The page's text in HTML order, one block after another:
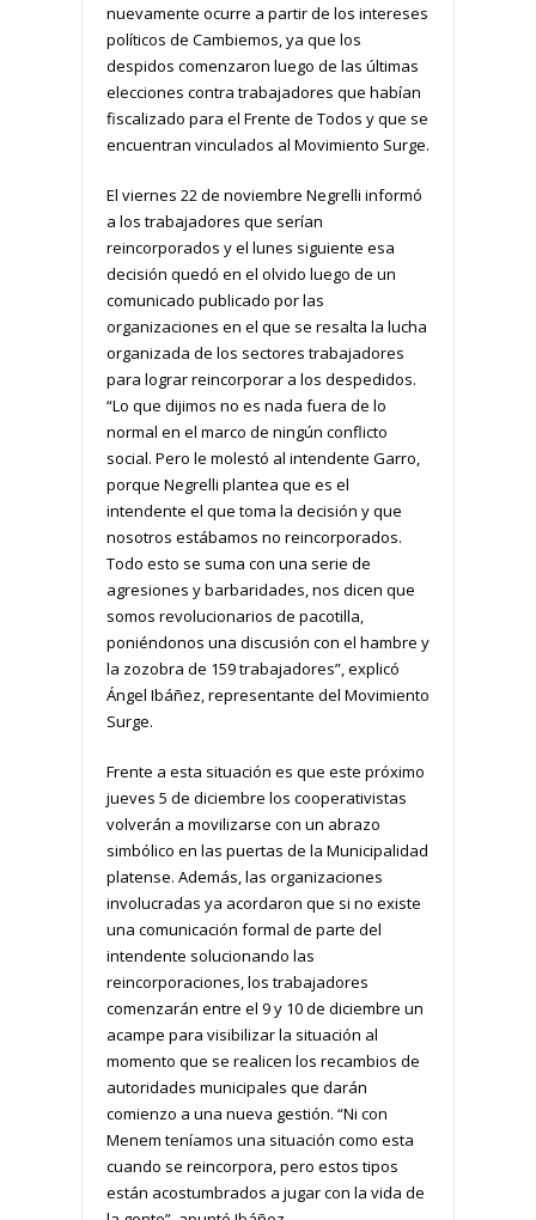
nuevamente ocurre a partir de los intereses
políticos de Cambiemos, ya que los
despidos comenzaron luego de las últimas
elecciones contra trabajadores que habían
fiscalizado para el Frente de Todos y que se
encuentran vinculados al Movimiento Surge.
El viernes 22 de noviembre Negrelli informó
a los trabajadores que serían
reincorporados y el lunes siguiente esa
decisión quedó en el olvido luego de un
comunicado publicado por las
organizaciones en el que se resalta la lucha
organizada de los sectores trabajadores
para lograr reincorporar a los despedidos.
“Lo que dijimos no es nada fuera de lo
normal en el marco de ningún conflicto
social. Pero le molestó al intendente Garro,
porque Negrelli plantea que es el
intendente el que toma la decisión y que
nosotros estábamos no reincorporados.
Todo esto se suma con una serie de
agresiones y barbaridades, nos dicen que
somos revolucionarios de pacotilla,
poniéndonos una discusión con el hambre y
la zozobra de 159 trabajadores”, explicó
Ángel Ibáñez, representante del Movimiento
Surge.
Frente a esta situación es que este próximo
jueves 5 de diciembre los cooperativistas
volverán a movilizarse con un abrazo
simbólico en las puertas de la Municipalidad
platense. Además, las organizaciones
involucradas ya acordaron que si no existe
una comunicación formal de parte del
intendente solucionando las
reincorporaciones, los trabajadores
comenzarán entre el 9 y 10 de diciembre un
acampe para visibilizar la situación al
momento que se realicen los recambios de
autoridades municipales que darán
comienzo a una nueva gestión. “Ni con
Menem teníamos una situación como esta
cuando se reincorpora, pero estos tipos
están acostumbrados a jugar con la vida de